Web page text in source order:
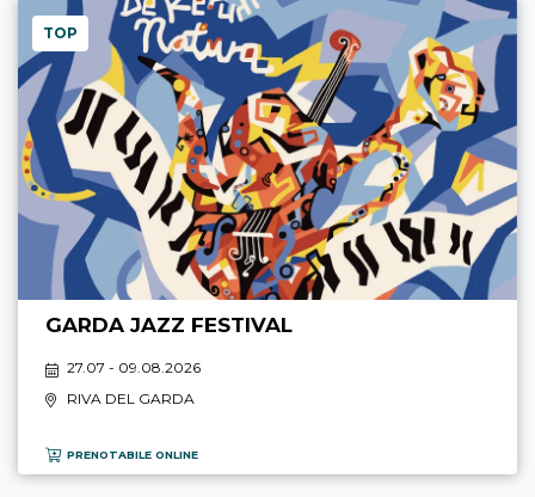
TOP
GARDA JAZZ FESTIVAL
27.07 - 09.08.2026
RIVA DEL GARDA
PRENOTABILE ONLINE